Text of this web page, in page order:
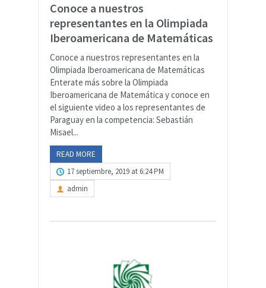
Conoce a nuestros
representantes en la Olimpiada
Iberoamericana de Matemáticas
Conoce a nuestros representantes en la
Olimpiada Iberoamericana de Matemáticas
Enterate más sobre la Olimpiada
Iberoamericana de Matemática y conoce en
el siguiente video a los representantes de
Paraguay en la competencia: Sebastián
Misael...
READ MORE
17 septiembre, 2019 at 6:24 PM
admin